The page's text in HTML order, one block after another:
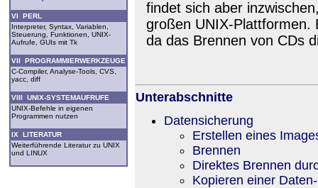
VI PERL
Interpreter, Syntax, Variablen,
Steuerung, Funktionen, UNIX-
Aufrufe, GUIs mit Tk
VII PROGRAMMIERWERKZEUGE
C-Compiler, Analyse-Tools, CVS,
yacc, diff
VIII UNIX-SYSTEMAUFRUFE
UNIX-Befehle in eigenen
Programmen nutzen
IX LITERATUR
Weiterführende Literatur zu UNIX
und LINUX
findet sich aber
großen UNIX-Plattformen.
da das Brennen von CDs
Unterabschnitte
Datensicherung
Erstellen eines
Brennen
Direktes Brennen
Kopieren einer